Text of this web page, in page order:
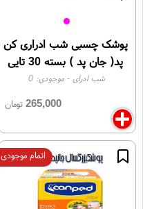
پوشک چسبی شب ادراری کن
پد( جان پد ) بسته 30 تایی
canpad xs
شب ادرای- موجودی: 0
265,000 تومان
اتمام موجودی